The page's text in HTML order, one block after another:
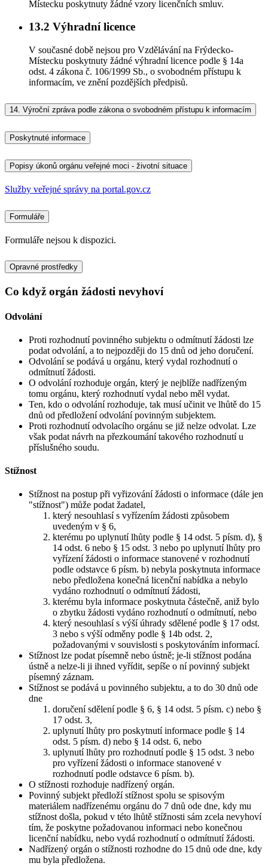
Místecku poskytnuty žádné vzory licenčních smluv.
13.2 Výhradní licence
V současné době nejsou pro Vzdělávání na Frýdecko-
Místecku poskytnuty žádné výhradní licence podle § 14a
odst. 4 zákona č. 106/1999 Sb., o svobodném přístupu k
informacím, ve znění pozdějších předpisů.
14. Výroční zpráva podle zákona o svobodném přístupu k informacím
Poskytnuté informace
Popisy úkonů orgánu veřejné moci - životní situace
Služby veřejné správy na portal.gov.cz
Formuláře
Formuláře nejsou k dispozici.
Opravné prostředky
Co když orgán žádosti nevyhoví
Odvolání
Proti rozhodnutí povinného subjektu o odmítnutí žádosti lze
podat odvolání, a to nejpozději do 15 dnů od jeho doručení.
Odvolání se podává u orgánu, který vydal rozhodnutí o
odmítnutí žádosti.
O odvolání rozhoduje orgán, který je nejblíže nadřízeným
tomu orgánu, který rozhodnutí vydal nebo měl vydat.
Ten, kdo o odvolání rozhoduje, tak musí učinit ve lhůtě do 15
dnů od předložení odvolání povinným subjektem.
Proti rozhodnutí odvolacího orgánu se již nelze odvolat. Lze
však podat návrh na přezkoumání takového rozhodnutí u
příslušného soudu.
Stížnost
Stížnost na postup při vyřizování žádosti o informace (dále jen
"stížnost") může podat žadatel,
který nesouhlasí s vyřízením žádosti způsobem
uvedeným v § 6,
kterému po uplynutí lhůty podle § 14 odst. 5 písm. d), §
14 odst. 6 nebo § 15 odst. 3 nebo po uplynutí lhůty pro
vyřízení žádosti o informace stanovené v rozhodnutí
podle odstavce 6 písm. b) nebyla poskytnuta informace
nebo předložena konečná licenční nabídka a nebylo
vydáno rozhodnutí o odmítnutí žádosti,
kterému byla informace poskytnuta částečně, aniž bylo
o zbytku žádosti vydáno rozhodnutí o odmítnutí, nebo
který nesouhlasí s výší úhrady sdělené podle § 17 odst.
3 nebo s výší odměny podle § 14b odst. 2,
požadovanými v souvislosti s poskytováním informací.
Stížnost lze podat písemně nebo ústně; je-li stížnost podána
ústně a nelze-li ji ihned vyřídit, sepíše o ní povinný subjekt
písemný záznam.
Stížnost se podává u povinného subjektu, a to do 30 dnů ode
dne
doručení sdělení podle § 6, § 14 odst. 5 písm. c) nebo §
17 odst. 3,
uplynutí lhůty pro poskytnutí informace podle § 14
odst. 5 písm. d) nebo § 14 odst. 6, nebo
uplynutí lhůty pro rozhodnutí podle § 15 odst. 3 nebo
pro vyřízení žádosti o informace stanovené v
rozhodnutí podle odstavce 6 písm. b).
O stížnosti rozhoduje nadřízený orgán.
Povinný subjekt předloží stížnost spolu se spisovým
materiálem nadřízenému orgánu do 7 dnů ode dne, kdy mu
stížnost došla, pokud v této lhůtě stížnosti sám zcela nevyhoví
tím, že poskytne požadovanou informaci nebo konečnou
licenční nabídku, nebo vydá rozhodnutí o odmítnutí žádosti.
Nadřízený orgán o stížnosti rozhodne do 15 dnů ode dne, kdy
mu byla předložena.